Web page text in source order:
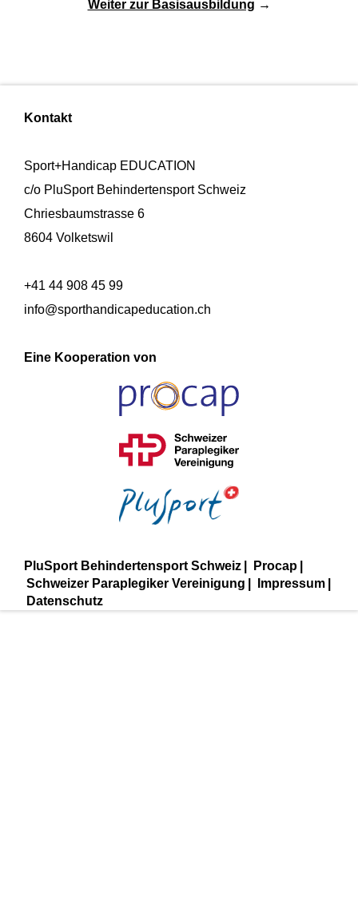
Weiter zur Basisausbildung →
Kontakt
Sport+Handicap EDUCATION
c/o PluSport Behindertensport Schweiz
Chriesbaumstrasse 6
8604 Volketswil
+41 44 908 45 99
info@sporthandicapeducation.ch
Eine Kooperation von
PluSport Behindertensport Schweiz
Procap
Schweizer Paraplegiker Vereinigung
Impressum
Datenschutz